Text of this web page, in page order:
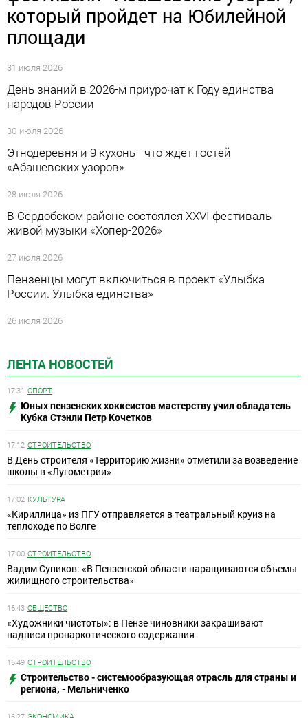
ЛЕНТА НОВОСТЕЙ
17:31 СПОРТ
Юных пензенских хоккеистов мастерству учил обладатель
Кубка Стэнли Петр Кочетков
17:12 СТРОИТЕЛЬСТВО
В День строителя «Территорию жизни» отметили за возведение
школы в «Лугометрии»
17:02 КУЛЬТУРА
«Кириллица» из ПГУ отправляется в театральный круиз на
теплоходе по Волге
17:00 СТРОИТЕЛЬСТВО
Вадим Супиков: «В Пензенской области наращиваются объемы
жилищного строительства»
16:43 ОБЩЕСТВО
«Художники чистоты»: в Пензе чиновники закрашивают
надписи пронаркотического содержания
16:49 СТРОИТЕЛЬСТВО
Строительство - системообразующая отрасль для страны и
региона, - Мельниченко
который пройдет на Юбилейной
площади
31 июля 2026
День знаний в 2026-м приурочат к Году единства
народов России
30 июля 2026
Этнодеревня и 9 кухонь - что ждет гостей
«Абашевских узоров»
28 июля 2026
В Сердобском районе состоялся XXVI фестиваль
живой музыки «Хопер-2026»
27 июля 2026
Пензенцы могут включиться в проект «Улыбка
России. Улыбка единства»
26 июля 2026